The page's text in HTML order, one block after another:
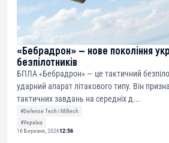
«Бебрадрон» — нове покоління
безпілотників
БПЛА «Бебрадрон» — це тактичний
ударний апарат літакового типу. Він
тактичних завдань на середніх д...
#Defense Tech і Miltech
#Україна
16 Березня, 202612:56